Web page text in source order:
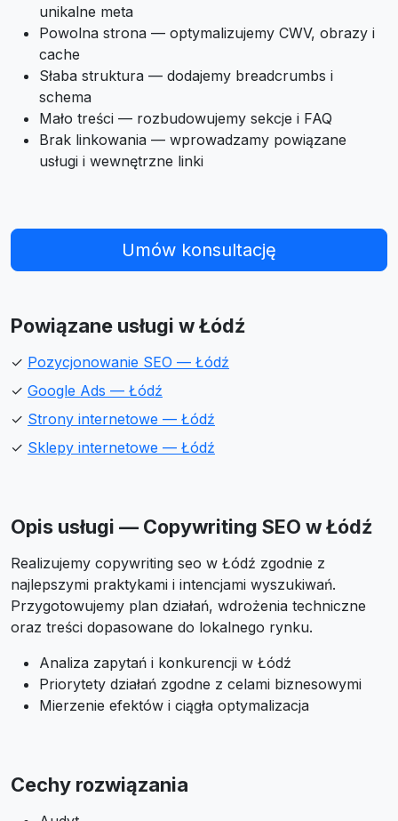
unikalne meta
Powolna strona — optymalizujemy CWV, obrazy i
cache
Słaba struktura — dodajemy breadcrumbs i
schema
Mało treści — rozbudowujemy sekcje i FAQ
Brak linkowania — wprowadzamy powiązane
usługi i wewnętrzne linki
Umów konsultację
Powiązane usługi w Łódź
✓ Pozycjonowanie SEO — Łódź
✓ Google Ads — Łódź
✓ Strony internetowe — Łódź
✓ Sklepy internetowe — Łódź
Opis usługi — Copywriting SEO w Łódź
Realizujemy copywriting seo w Łódź zgodnie z
najlepszymi praktykami i intencjami wyszukiwań.
Przygotowujemy plan działań, wdrożenia techniczne
oraz treści dopasowane do lokalnego rynku.
Analiza zapytań i konkurencji w Łódź
Priorytety działań zgodne z celami biznesowymi
Mierzenie efektów i ciągła optymalizacja
Cechy rozwiązania